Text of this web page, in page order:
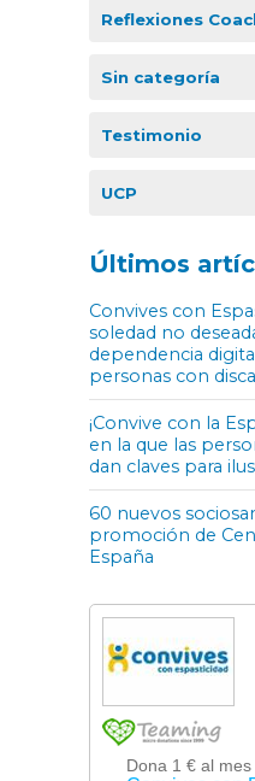
Reflexiones
Sin categoría
Testimonio
UCP
Últimos
Convives con
soledad no
dependencia
personas con
¡Convive con la
en la que las
dan claves para
60 nuevos
promoción de
España